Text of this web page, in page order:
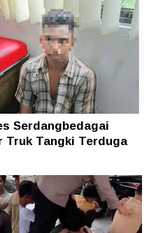
Serdangbedagai
Truk Tangki Terduga